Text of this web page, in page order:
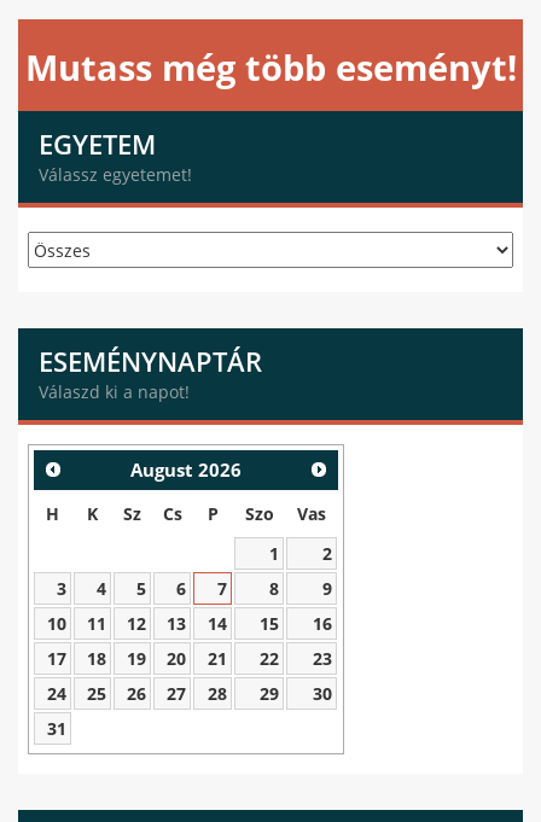
Mutass még több eseményt!
EGYETEM
Válassz egyetemet!
ESEMÉNYNAPTÁR
Válaszd ki a napot!
August 2026
H K Sz Cs P Szo
Vas
1
2
3
4 5 6 7 8
9
10
11 12 13 14 15
16
17
18 19 20 21 22
23
24
25 26 27 28 29
30
31